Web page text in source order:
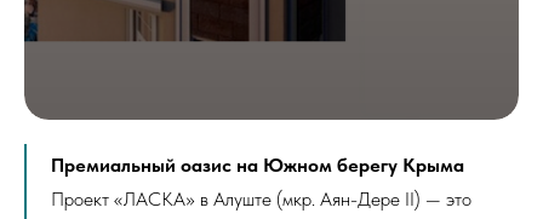
Премиальный оазис на Южном берегу Крыма
Проект «ЛАСКА» в Алуште (мкр. Аян-Дере II) — это